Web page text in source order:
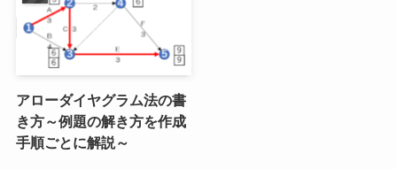
アローダイヤグラム法の書
き方～例題の解き方を作成
手順ごとに解説～